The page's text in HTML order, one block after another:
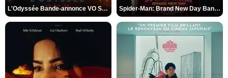
L'Odyssée Bande-annonce VO STFR Spider-Man: Brand New Day Bande-annonce VO STFR